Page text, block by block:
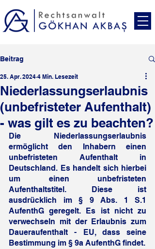
Beitrag
Niederlassungserlaubnis
(unbefristeter Aufenthalt)
- was gilt es zu beachten?
25. Apr. 2024 4 Min. Lesezeit
Die Niederlassungserlaubnis
ermöglicht den Inhabern einen
unbefristeten Aufenthalt in
Deutschland. Es handelt sich hierbei
um einen unbefristeten
Aufenthaltstitel. Diese ist
ausdrücklich im § 9 Abs. 1 S.1
AufenthG geregelt. Es ist nicht zu
verwechseln mit der Erlaubnis zum
Daueraufenthalt - EU, dass seine
Bestimmung im § 9a AufenthG findet.